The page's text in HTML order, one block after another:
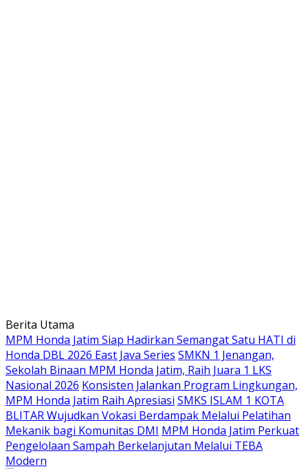
Langsung
ke
konten
Berita Utama
MPM Honda Jatim Siap Hadirkan Semangat Satu HATI di
Honda DBL 2026 East Java Series SMKN 1 Jenangan,
Sekolah Binaan MPM Honda Jatim, Raih Juara 1 LKS
Nasional 2026 Konsisten Jalankan Program Lingkungan,
MPM Honda Jatim Raih Apresiasi SMKS ISLAM 1 KOTA
BLITAR Wujudkan Vokasi Berdampak Melalui Pelatihan
Mekanik bagi Komunitas DMI MPM Honda Jatim Perkuat
Pengelolaan Sampah Berkelanjutan Melalui TEBA
Modern